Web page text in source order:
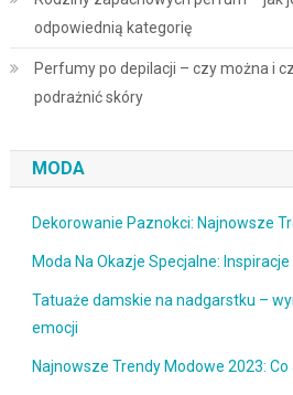
odpowiednią kategorię
Perfumy po depilacji – czy można i
podrażnić skóry
MODA
Dekorowanie Paznokci: Najnowsze
Moda Na Okazje Specjalne:
Tatuaże damskie na nadgarstku –
emocji
Najnowsze Trendy Modowe 2023: